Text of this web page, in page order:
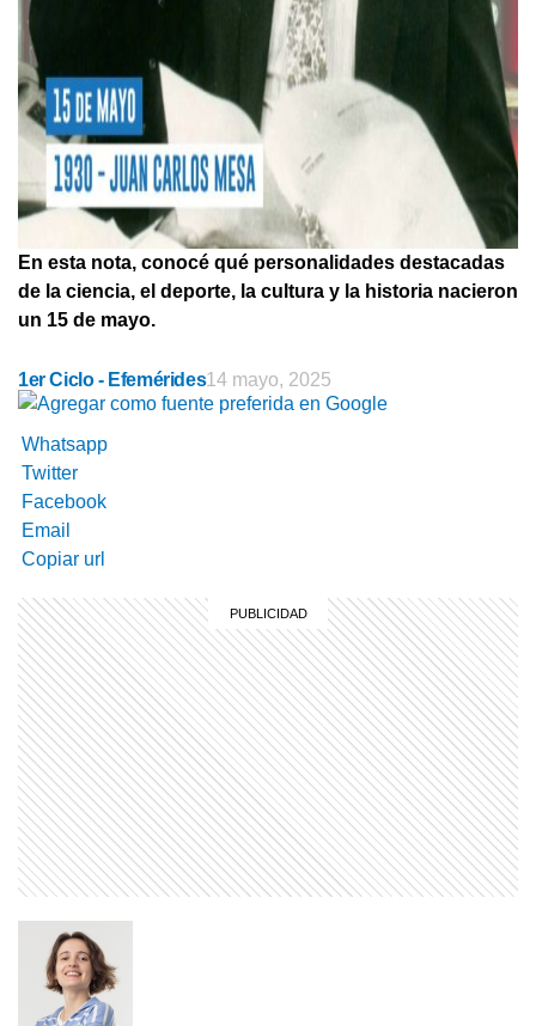
En esta nota, conocé qué personalidades destacadas
de la ciencia, el deporte, la cultura y la historia nacieron
un 15 de mayo.
1er Ciclo - Efemérides14 mayo, 2025
Whatsapp
Twitter
Facebook
Email
Copiar url